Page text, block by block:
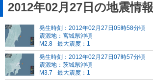
2012年02月27日の地震情報
発生時刻：2012年02月27日05時58分頃
震源地：宮城県沖頃
M2.8
最大震度：1
発生時刻：2012年02月27日07時57分頃
震源地：茨城県沖頃
M3.7
最大震度：1